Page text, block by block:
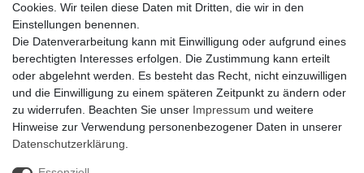
© Copyright 2026 Ripos24| Alle Rechte vorbehalten.
Cookies. Wir teilen diese Daten mit Dritten, die wir in den
Einstellungen benennen.
Die Datenverarbeitung kann mit Einwilligung oder aufgrund eines
berechtigten Interesses erfolgen. Die Zustimmung kann erteilt
oder abgelehnt werden. Es besteht das Recht, nicht einzuwilligen
und die Einwilligung zu einem späteren Zeitpunkt zu ändern oder
zu widerrufen. Beachten Sie unser Impressum und weitere
Hinweise zur Verwendung personenbezogener Daten in unserer
Daten­schutz­erklärung